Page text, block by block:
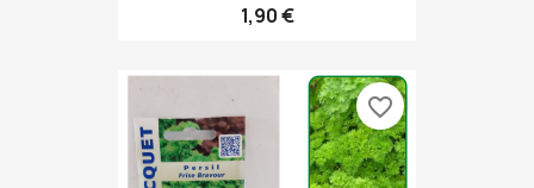
1,90 €
favorite_border